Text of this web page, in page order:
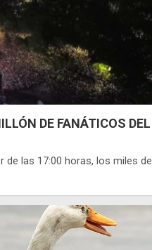
DE FANÁTICOS
de las 17:00 horas, los miles de